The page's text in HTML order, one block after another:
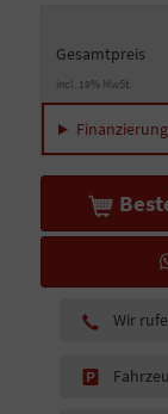
Gesamtpreis
incl. 19% MwSt.
Wir